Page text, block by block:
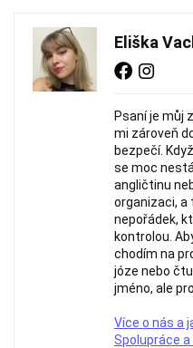
Eliška
Psaní je můj
mi zároveň
bezpečí.
se moc
angličtinu
organizaci, a
nepořádek,
kontrolou.
chodím na
józe nebo
jméno, ale
Více o nás a
Spolupráce